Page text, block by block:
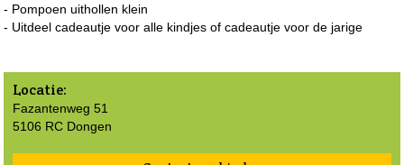
- Pompoen uithollen klein
- Uitdeel cadeautje voor alle kindjes of cadeautje voor de jarige
Locatie:
Fazantenweg 51
5106 RC Dongen